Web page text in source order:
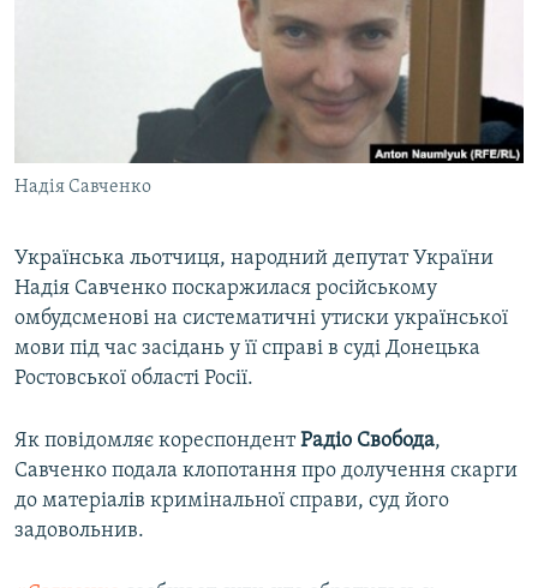
СВІДЧЕННЯ ОКУПАЦІЇ
УКРАЇНСЬКА ПРОБЛЕМА КРИМУ
ІНФОГРАФІКА
ЯК ОБІЙТИ БЛОКУВАННЯ
ДОЛУЧАЙСЯ!
Усі сайти RFE/RL
Надія Савченко
Українська льотчиця, народний депутат України
Надія Савченко поскаржилася російському
омбудсменові на систематичні утиски української
мови під час засідань у її справі в суді Донецька
Ростовської області Росії.
Як повідомляє кореспондентРадіо Свобода,
Савченко подала клопотання про долучення скарги
до матеріалів кримінальної справи, суд його
задовольнив.